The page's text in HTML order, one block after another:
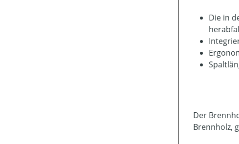
Die in
Der
Brennholz,